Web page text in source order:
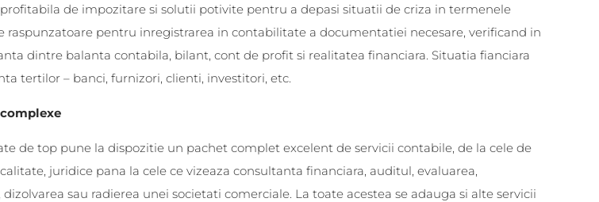
de impozitare si solutii potivite pentru a depasi situatii de criza in termenele
raspunzatoare pentru inregistrarea in contabilitate a documentatiei necesare, verificand in
dintre balanta contabila, bilant, cont de profit si realitatea financiara. Situatia fianciara
tertilor – banci, furnizori, clienti, investitori, etc.
de top pune la dispozitie un pachet complet excelent de servicii contabile, de la cele de
juridice pana la cele ce vizeaza consultanta financiara, auditul, evaluarea,
sau radierea unei societati comerciale. La toate acestea se adauga si alte servicii